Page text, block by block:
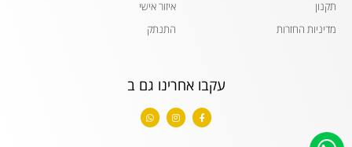
תקנון
מדיניות החזרות
איזור אישי
התנתק
עקבו אחרינו גם ב
F
a
c
I
n
s
W
h
a